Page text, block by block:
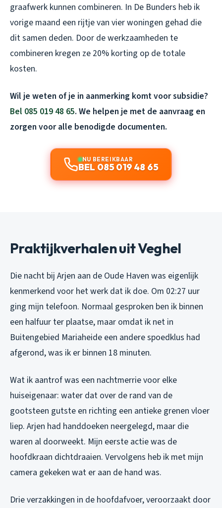
graafwerk kunnen combineren. In De Bunders heb ik
vorige maand een rijtje van vier woningen gehad die
dit samen deden. Door de werkzaamheden te
combineren kregen ze 20% korting op de totale
kosten.
Wil je weten of je in aanmerking komt voor subsidie?
Bel 085 019 48 65. We helpen je met de aanvraag en
zorgen voor alle benodigde documenten.
NU BEREIKBAAR
BEL 085 019 48 65
Praktijkverhalen uit Veghel
Die nacht bij Arjen aan de Oude Haven was eigenlijk
kenmerkend voor het werk dat ik doe. Om 02:27 uur
ging mijn telefoon. Normaal gesproken ben ik binnen
een halfuur ter plaatse, maar omdat ik net in
Buitengebied Mariaheide een andere spoedklus had
afgerond, was ik er binnen 18 minuten.
Wat ik aantrof was een nachtmerrie voor elke
huiseigenaar: water dat over de rand van de
gootsteen gutste en richting een antieke grenen vloer
liep. Arjen had handdoeken neergelegd, maar die
waren al doorweekt. Mijn eerste actie was de
hoofdkraan dichtdraaien. Vervolgens heb ik met mijn
camera gekeken wat er aan de hand was.
Drie verzakkingen in de hoofdafvoer, veroorzaakt door